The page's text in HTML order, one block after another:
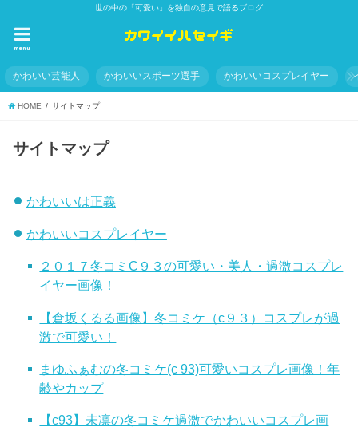
世の中の「可愛い」を独自の意見で語るブログ
menu
かわいい芸能人 かわいいスポーツ選手 かわいいコスプレイヤー
HOME サイトマップ
サイトマップ
かわいいは正義
かわいいコスプレイヤー
２０１７冬コミC９３の可愛い・美人・過激コスプレ
イヤー画像！
【倉坂くるる画像】冬コミケ（c９３）コスプレが過
激で可愛い！
まゆふぁむの冬コミケ(c 93)可愛いコスプレ画像！年
齢やカップ
【c93】未凛の冬コミケ過激でかわいいコスプレ画